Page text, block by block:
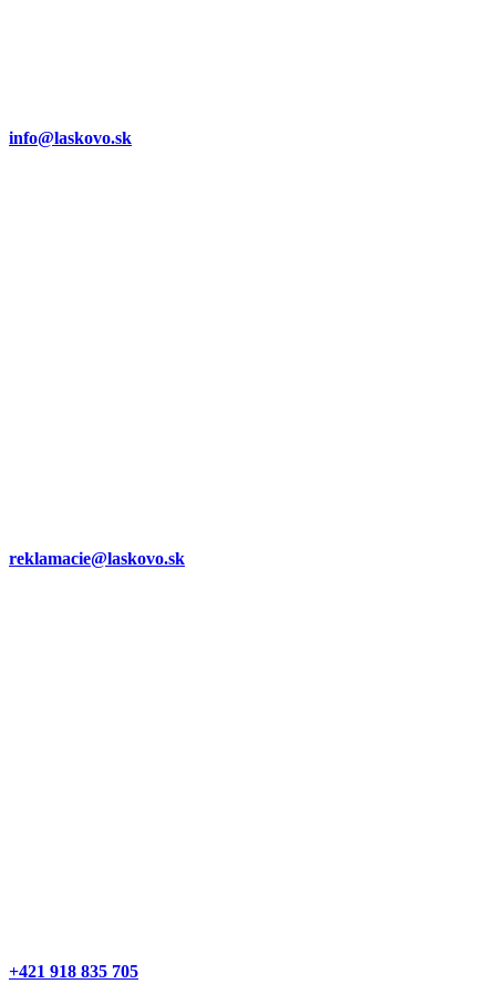
info@laskovo.sk
reklamacie@laskovo.sk
+421 918 835 705